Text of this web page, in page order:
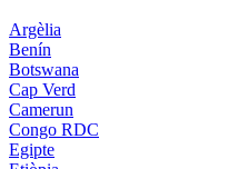
Argèlia
Benín
Botswana
Cap Verd
Camerun
Congo RDC
Egipte